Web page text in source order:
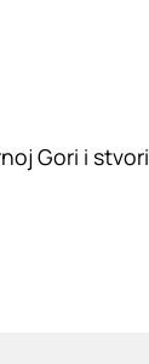
Gori i stvori